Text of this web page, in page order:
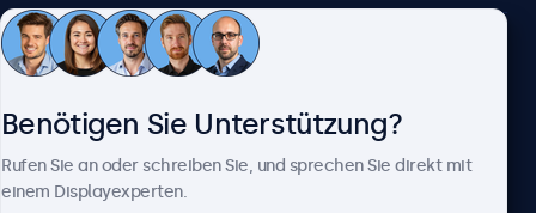
Kundenservice
Benötigen Sie Unterstützung?
Rufen Sie an oder schreiben Sie, und sprechen Sie direkt mit
einem Displayexperten.